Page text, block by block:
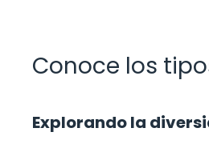
Conoce los
Explorando la